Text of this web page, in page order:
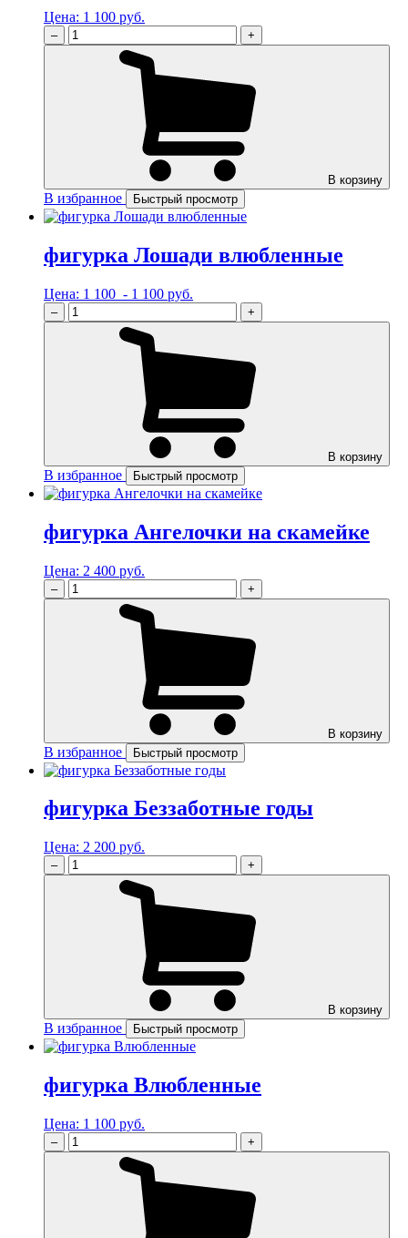
Цена: 1 100 руб.
– +
В корзину
В избранное Быстрый просмотр
фигурка Лошади влюбленные
Цена: 1 100 - 1 100 руб.
– +
В корзину
В избранное Быстрый просмотр
фигурка Ангелочки на скамейке
Цена: 2 400 руб.
– +
В корзину
В избранное Быстрый просмотр
фигурка Беззаботные годы
Цена: 2 200 руб.
– +
В корзину
В избранное Быстрый просмотр
фигурка Влюбленные
Цена: 1 100 руб.
– +